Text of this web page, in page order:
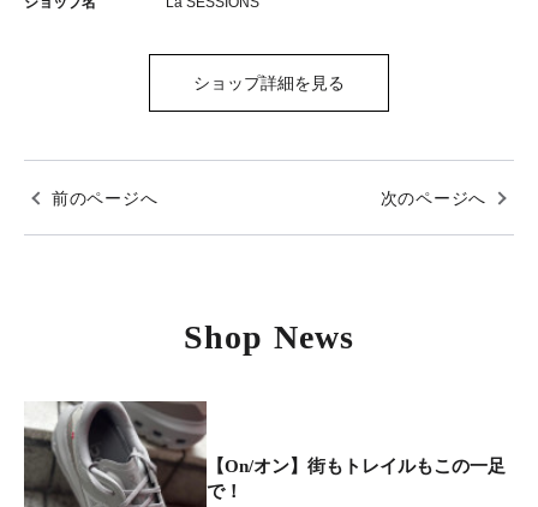
ショップ詳細を見る
前のページへ 次のページへ
Shop News
【On/オン】街もトレイルもこの一足
で！